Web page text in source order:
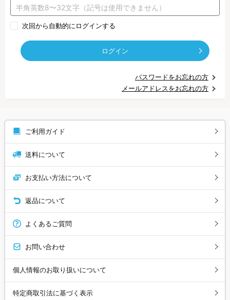
次回から自動的にログインする
ログイン
パスワードをお忘れの方
メールアドレスをお忘れの方
ご利用ガイド
送料について
お支払い方法について
返品について
よくあるご質問
お問い合わせ
個人情報のお取り扱いについて
特定商取引法に基づく表示